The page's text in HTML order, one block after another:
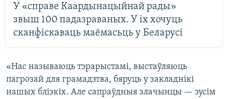
У «справе Каардынацыйнай рады»
звыш 100 падазраваных. У іх хочуць
сканфіскаваць маёмасьць у Беларусі
«Нас называюць тэрарыстамі, выстаўляюць
пагрозай для грамадзтва, бяруць у закладнікі
нашых блізкіх. Але сапраўдныя злачынцы — зусім